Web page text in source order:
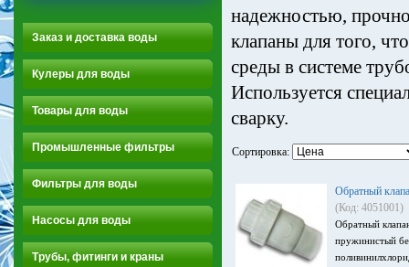
Заказ и доставка воды
Кулеры для воды
Товары для воды
Промышленные фильтры
Фильтры для воды
Насосы для воды
Трубы, фитинги и краны
надежностью,
клапаны для того,
среды в системе
Используется
сварку.
Сортировка:
Обратный
(Код: 4051001)
Обратный
пружинистый